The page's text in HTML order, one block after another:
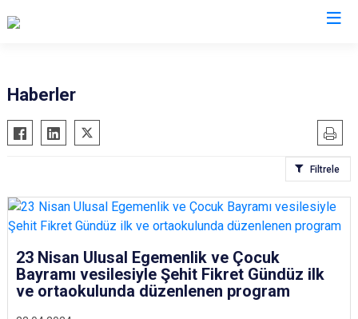
Akyaka
Arpaçay
Kağızman
Sarıkamış
Selim
Susuz
Haberler
Filtrele
23 Nisan Ulusal Egemenlik ve Çocuk
Bayramı vesilesiyle Şehit Fikret Gündüz ilk
ve ortaokulunda düzenlenen program